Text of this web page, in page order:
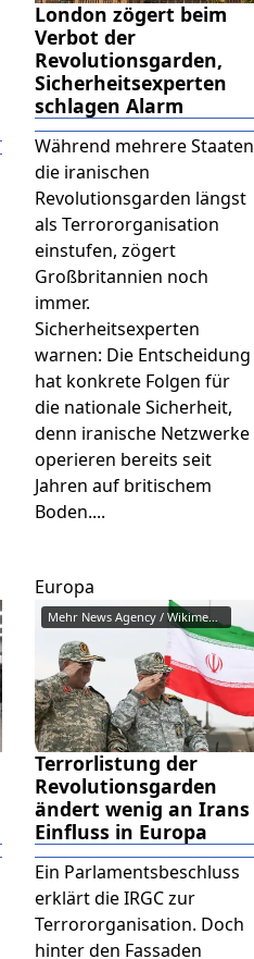
London zögert beim
Verbot der
Revolutionsgarden,
Sicherheitsexperten
schlagen Alarm
Während mehrere Staaten
die iranischen
Revolutionsgarden längst
als Terrororganisation
einstufen, zögert
Großbritannien noch
immer.
Sicherheitsexperten
warnen: Die Entscheidung
hat konkrete Folgen für
die nationale Sicherheit,
denn iranische Netzwerke
operieren bereits seit
Jahren auf britischem
Boden....
Europa
Mehr News Agency / Wikimedia Co...
Terrorlistung der
Revolutionsgarden
ändert wenig an Irans
Einfluss in Europa
Ein Parlamentsbeschluss
erklärt die IRGC zur
Terrororganisation. Doch
hinter den Fassaden